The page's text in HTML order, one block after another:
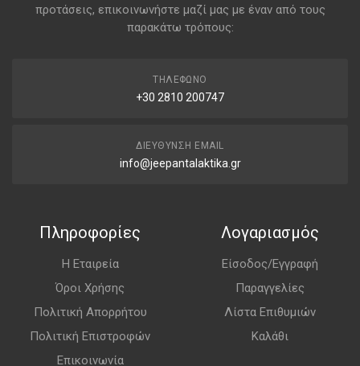
προτάσεις, επικοινωνήστε μαζί μας με έναν από τους
παρακάτω τρόπους:
ΤΗΛΈΦΩΝΟ
+30 2810 200747
ΔΙΕΎΘΥΝΣΗ EMAIL
info@jeepantalaktika.gr
Πληροφορίες
Η Εταιρεία
Όροι Χρήσης
Πολιτική Απορρήτου
Πολιτική Επιστροφών
Επικοινωνία
Λογαριασμός
Είσοδος/Εγγραφή
Παραγγελίες
Λίστα Επιθυμιών
Καλάθι